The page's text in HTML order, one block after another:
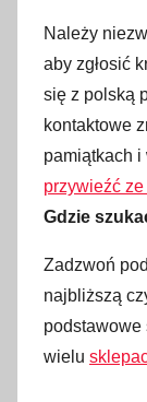
Należy
aby zgłosić
się z polską
kontaktowe
pamiątkach i
przywieźć
Gdzie
Zadzwoń
najbliższą
podstawowe
wielu